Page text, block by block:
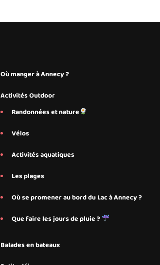
Où manger à Annecy ?
Activités Outdoor
Randonnées et nature
Vélos
Activités aquatiques
Les plages
Où se promener au bord du Lac à Annecy ?
Que faire les jours de pluie ?
Balades en bateaux